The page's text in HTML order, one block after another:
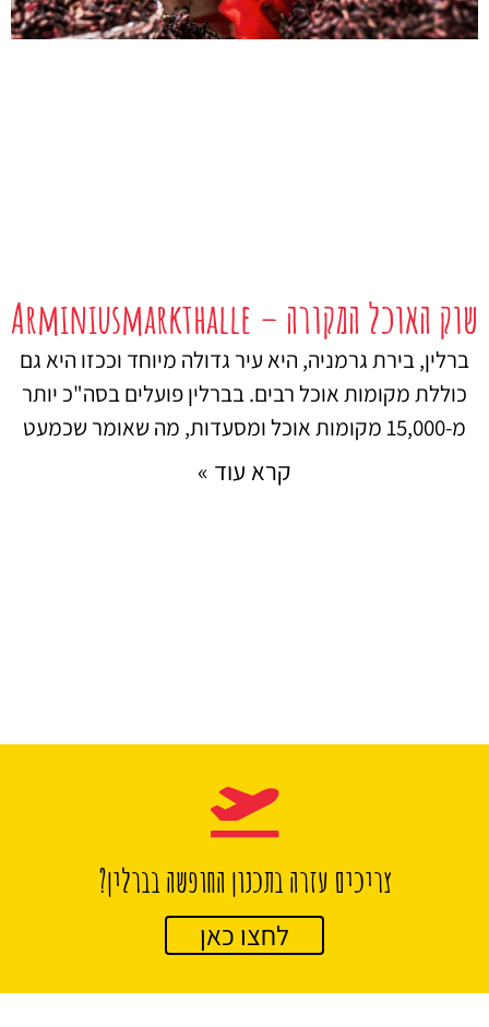
שוק האוכל המקורה – Arminiusmarkthalle
ברלין, בירת גרמניה, היא עיר גדולה מיוחד וככזו היא גם
כוללת מקומות אוכל רבים. בברלין פועלים בסה"כ יותר
מ-15,000 מקומות אוכל ומסעדות, מה שאומר שכמעט
קרא עוד »
צריכים עזרה בתכנון החופשה בברלין?
לחצו כאן